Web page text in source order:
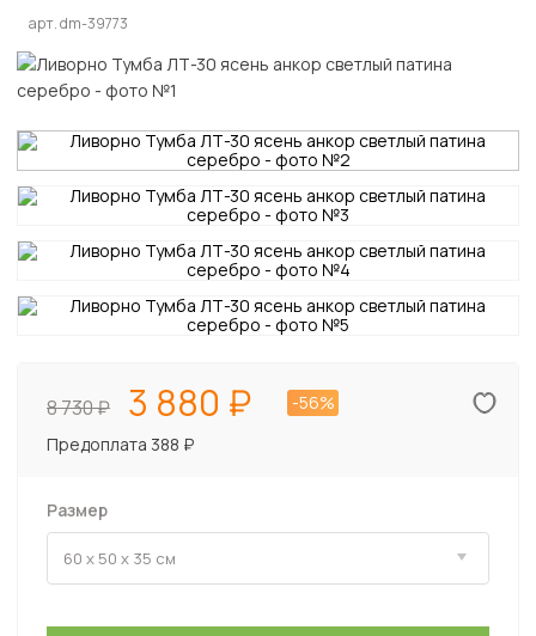
арт. dm-39773
8 730 3 880
-56%
Предоплата 388 ₽
Размер